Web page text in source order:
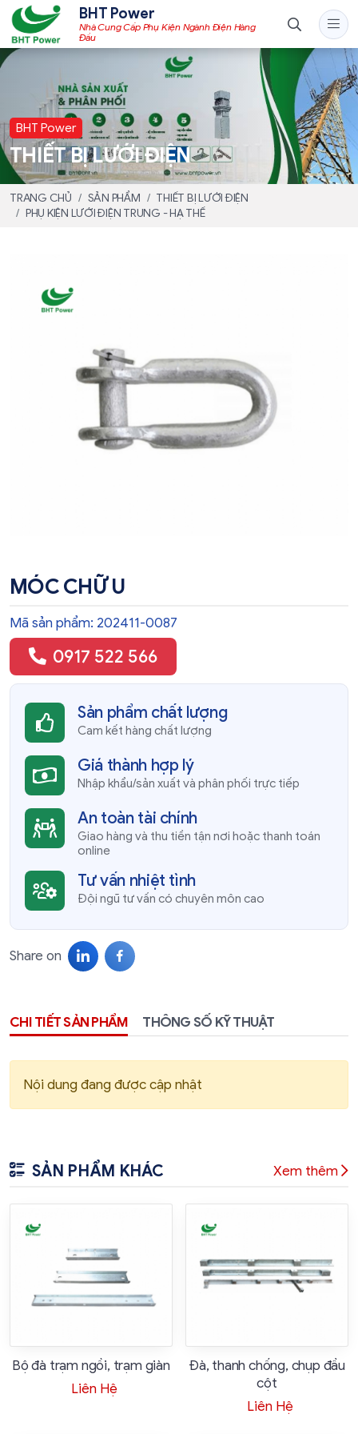
BHT Power
Nhà Cung Cấp Phụ Kiện Ngành Điện Hàng
Đầu
BHT Power
THIẾT BỊ LƯỚI ĐIỆN
TRANG CHỦ SẢN PHẨM
THIẾT BỊ LƯỚI ĐIỆN
PHỤ KIỆN LƯỚI ĐIỆN TRUNG - HẠ THẾ
MÓC CHỮ U
Mã sản phẩm: 202411-0087
0917 522 566
Sản phẩm chất lượng
Cam kết hàng chất lượng
Giá thành hợp lý
Nhập khẩu/sản xuất và phân phối trực tiếp
An toàn tài chính
Giao hàng và thu tiền tận nơi hoặc thanh toán
online
Tư vấn nhiệt tình
Đội ngũ tư vấn có chuyên môn cao
Share on
CHI TIẾT SẢN PHẨM THÔNG SỐ KỸ THUẬT
Nội dung đang được cập nhật
SẢN PHẨM KHÁC Xem thêm
Bộ đà trạm ngồi, trạm giàn
Liên Hệ
Đà, thanh chống, chụp đầu
cột
Liên Hệ